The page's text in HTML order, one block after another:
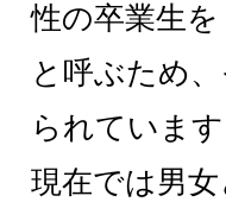
性の卒業生を
と呼ぶため
られています
現在では男